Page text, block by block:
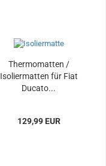
Thermomatten /
Isoliermatten für Fiat
Ducato...
129,99 EUR